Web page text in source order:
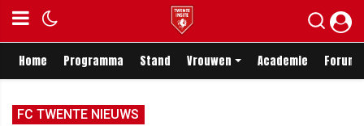
Home Programma Stand Vrouwen Academie Forum
FC TWENTE NIEUWS